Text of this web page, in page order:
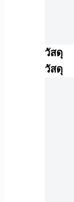
วัสดุ
วัสดุ